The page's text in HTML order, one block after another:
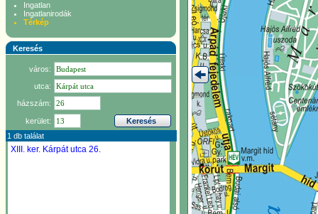
Ingatlan
Ingatlanirodák
Térkép
Keresés
város:
utca:
házszám:
kerület:
1 db találat
XIII. ker. Kárpát utca 26.